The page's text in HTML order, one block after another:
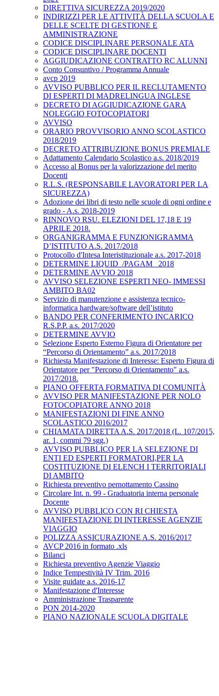
DIRETTIVA SICUREZZA 2019/2020
INDIRIZZI PER LE ATTIVITÀ DELLA SCUOLA E
DELLE SCELTE DI GESTIONE E
AMMINISTRAZIONE
CODICE DISCIPLINARE PERSONALE ATA
CODICE DISCIPLINARE DOCENTI
AGGIUDICAZIONE CONTRATTO RC ALUNNI
Conto Consuntivo / Programma Annuale
avcp 2019
AVVISO PUBBLICO PER IL RECLUTAMENTO
DI ESPERTI DI MADRELINGUA INGLESE
DECRETO DI AGGIUDICAZIONE GARA
NOLEGGIO FOTOCOPIATORI
AVVISO
ORARIO PROVVISORIO ANNO SCOLASTICO
2018/2019
DECRETO ATTRIBUZIONE BONUS PREMIALE
Adattamento Calendario Scolastico a.s. 2018/2019
Accesso al Bonus per la valorizzazione del merito
Docenti
R.L.S. (RESPONSABILE LAVORATORI PER LA
SICUREZZA)
Adozione dei libri di testo nelle scuole di ogni ordine e
grado - A.s. 2018-2019
RINNOVO RSU. ELEZIONI DEL 17,18 E 19
APRILE 2018.
ORGANIGRAMMA E FUNZIONIGRAMMA
D’ISTITUTO A.S. 2017/2018
Protocollo d'Intesa Interistituzionale a.s. 2017-2018
DETERMINE LIQUID_/PAGAM_ 2018
DETERMINE AVVIO 2018
AVVISO SELEZIONE ESPERTI NEO- IMMESSI
AMBITO BA02
Servizio di manutenzione e assistenza tecnico-
informatica hardware/software dell’istituto
BANDO PER CONFERIMENTO INCARICO
R.S.P.P. a.s. 2017/2020
DETERMINE AVVIO
Selezione Esperto Esterno Figura di Orientatore per
“Percorso di Orientamento” a.s. 2017/2018
Richiesta Manifestazione di Interesse: Esperto Figura di
Orientatore per "Percorso di Orientamento" a.s.
2017/2018.
PIANO OFFERTA FORMATIVA DI COMUNITÀ
AVVISO PER MANIFESTAZIONE PER NOLO
FOTOCOPIATORE ANNO 2018
MANIFESTAZIONI DI FINE ANNO
SCOLASTICO 2016/2017
CHIAMATA DIRETTA A.S. 2017/2018 (L. 107/2015,
ar. 1, commi 79 sgg.)
AVVISO PUBBLICO PER LA SELEZIONE DI
ENTI ED ESPERTI FORMATORI,PER LA
COSTITUZIONE DI ELENCH I TERRITORIALI
DI AMBITO
Richiesta preventivo pernottamento Cassino
Circolare Int. n. 99 - Graduatoria interna personale
Docente
AVVISO PUBBLICO CON RI CHIESTA
MANIFESTAZIONE DI INTERESSE AGENZIE
VIAGGIO
POLIZZA ASSICURAZIONE A.S. 2016/2017
AVCP 2016 in formato .xls
Bilanci
Richiesta preventivo Agenzie Viaggio
Indice Tempestività IV Trim. 2016
Visite guidate a.s. 2016-17
Manifestazione d'Interesse
Amministrazione Trasparente
PON 2014-2020
PIANO NAZIONALE SCUOLA DIGITALE